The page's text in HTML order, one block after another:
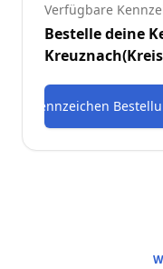
Verfügbare
Bestelle deine
Kennzeichen